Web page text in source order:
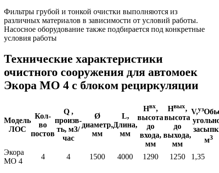
Фильтры грубой и тонкой очистки выполняются из
различных материалов в зависимости от условий работы.
Насосное оборудование также подбирается под конкретные
условия работы
Технические характеристики
очистного сооружения для автомоек
Экора МО 4 с блоком рециркуляции
Модель
ЛОС
Кол-
во
постов
Q ,
произв-
ть, м3/
час
Ø
диаметр,
мм
L,
Длина,
мм
Нвх,
высота
до
входа,
мм
Нвых,
высота
до
выхода,
мм
V,уз
м3
Экора
МО 4
4 4 1500 4000 1290 1250 1,35